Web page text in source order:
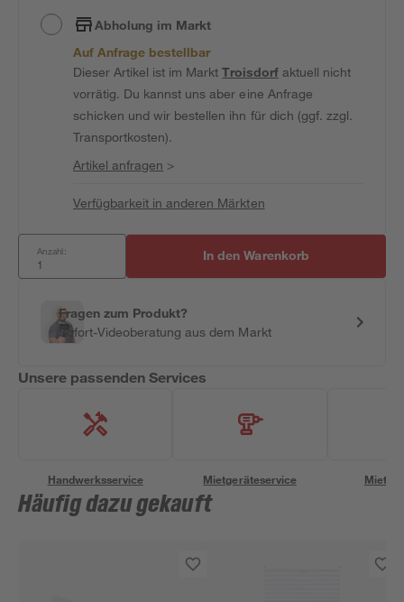
Abholung im Markt
Auf Anfrage bestellbar
Dieser Artikel ist im MarktTroisdorfaktuell nicht
vorrätig. Du kannst uns aber eine Anfrage
schicken und wir bestellen ihn für dich (ggf. zzgl.
Transportkosten).
Artikel anfragen >
Verfügbarkeit in anderen Märkten
Anzahl: In den Warenkorb
Fragen zum Produkt?
Sofort-Videoberatung aus dem Markt
Unsere passenden Services
Handwerksservice Mietgeräteservice
Häufig dazu gekauft